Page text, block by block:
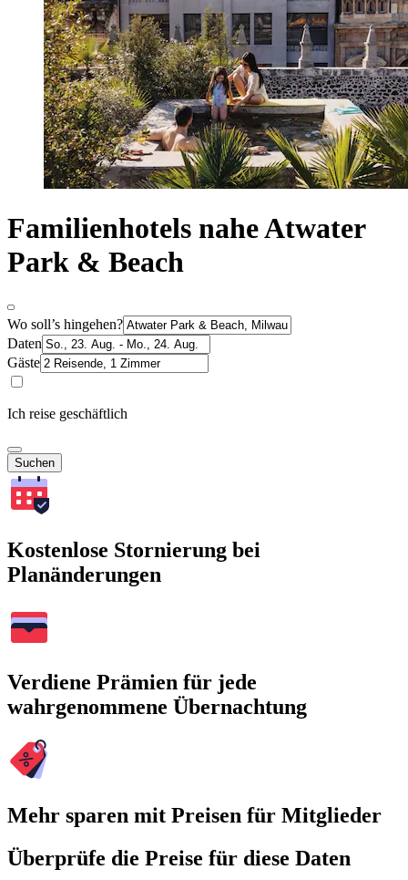
Familienhotels nahe Atwater
Park & Beach
Wo soll’s hingehen?
Daten
Gäste
Ich reise geschäftlich
Suchen
Kostenlose Stornierung bei
Planänderungen
Verdiene Prämien für jede
wahrgenommene Übernachtung
Mehr sparen mit Preisen für Mitglieder
Überprüfe die Preise für diese Daten